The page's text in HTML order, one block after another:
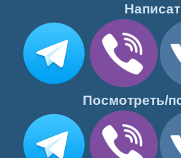
Посмотреть/